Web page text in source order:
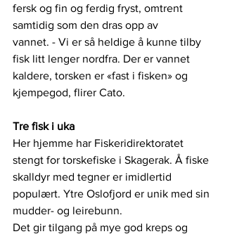
fersk og fin og ferdig fryst, omtrent
samtidig som den dras opp av
vannet. - Vi er så heldige å kunne tilby
fisk litt lenger nordfra. Der er vannet
kaldere, torsken er «fast i fisken» og
kjempegod, flirer Cato.
Tre fisk i uka
Her hjemme har Fiskeridirektoratet
stengt for torskefiske i Skagerak. Å fiske
skalldyr med tegner er imidlertid
populært. Ytre Oslofjord er unik med sin
mudder- og leirebunn.
Det gir tilgang på mye god kreps og